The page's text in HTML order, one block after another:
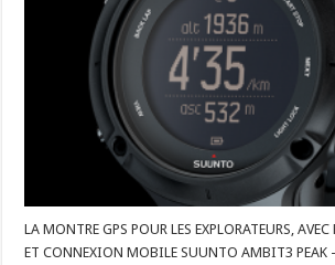
LA MONTRE GPS POUR LES EXPLORATEURS,
ET CONNEXION MOBILE SUUNTO AMBIT3 PEAK